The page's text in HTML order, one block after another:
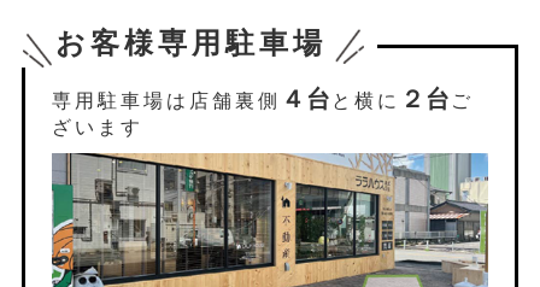
お客様専用駐車場
専用駐車場は店舗裏側 ４台 と横に ２台 ご
ざいます